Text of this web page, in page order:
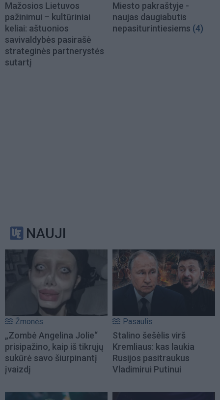
Mažosios Lietuvos
pažinimui – kultūriniai
keliai: aštuonios
savivaldybės pasirašė
strateginės partnerystės
sutartį
Miesto pakraštyje -
naujas daugiabutis
nepasiturintiesiems (4)
NAUJI
Žmonės
„Zombė Angelina Jolie“
prisipažino, kaip iš tikrųjų
sukūrė savo šiurpinantį
įvaizdį
Pasaulis
Stalino šešėlis virš
Kremliaus: kas laukia
Rusijos pasitraukus
Vladimirui Putinui